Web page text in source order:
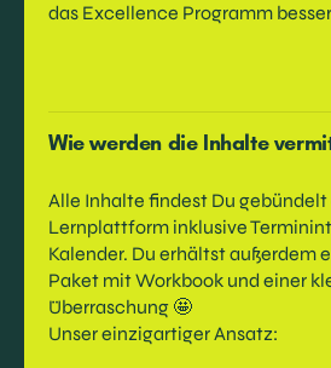
das Excellence Programm
Wie werden die Inhalte
Alle Inhalte findest Du
Lernplattform inklusive
Kalender. Du erhältst außerdem
Paket mit Workbook und einer
Überraschung 🤩
Unser einzigartiger Ansatz: